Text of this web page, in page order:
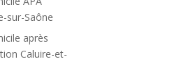
sur-Saône
après
Caluire-et-